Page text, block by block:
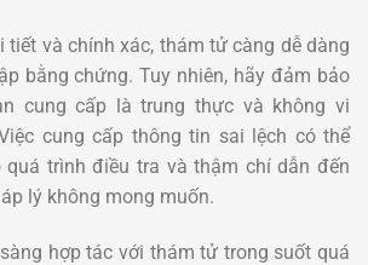
tiết và chính xác, thám tử càng dễ dàng
bằng chứng. Tuy nhiên, hãy đảm bảo
cung cấp là trung thực và không vi
cung cấp thông tin sai lệch có thể
quá trình điều tra và thậm chí dẫn đến
lý không mong muốn.
hợp tác với thám tử trong suốt quá